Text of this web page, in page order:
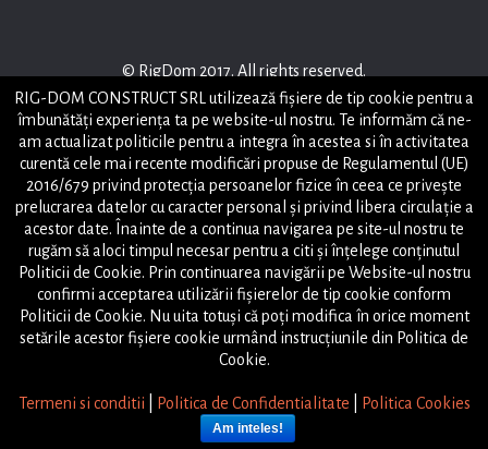
© RigDom 2017. All rights reserved.
RIG-DOM CONSTRUCT SRL
STRADA HORIA , NR 2, PIATRA NEAMT, JUD NEAMT
office@rigdom.ro
Powered by
Tel: +40(746)-063-151
Tel: +40(748)-038-797
Harta site
0
RIG-DOM CONSTRUCT SRL utilizează fişiere de tip cookie pentru a
îmbunătăți experiența ta pe website-ul nostru. Te informăm că ne-
am actualizat politicile pentru a integra în acestea si în activitatea
curentă cele mai recente modificări propuse de Regulamentul (UE)
2016/679 privind protecția persoanelor fizice în ceea ce privește
prelucrarea datelor cu caracter personal și privind libera circulație a
acestor date. Înainte de a continua navigarea pe site-ul nostru te
rugăm să aloci timpul necesar pentru a citi și înțelege conținutul
Politicii de Cookie. Prin continuarea navigării pe Website-ul nostru
confirmi acceptarea utilizării fişierelor de tip cookie conform
Politicii de Cookie. Nu uita totuși că poți modifica în orice moment
setările acestor fişiere cookie urmând instrucțiunile din Politica de
Cookie.
Termeni si conditii Politica de Confidentialitate Politica Cookies
Am inteles!